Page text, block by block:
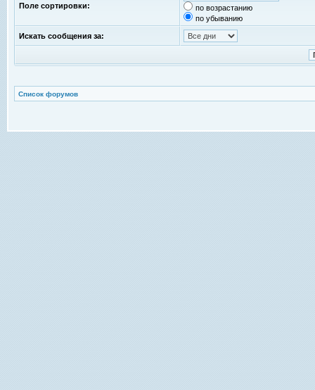
Поле сортировки:
по возрастанию
по убыванию
Искать сообщения за:
Список форумов